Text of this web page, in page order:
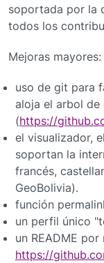
soportada por la
todos los
Mejoras mayores:
uso de git para
aloja el arbol de
(https://
el visualizador,
soportan la
francés,
GeoBolivia).
función
un perfil único
un README
https://